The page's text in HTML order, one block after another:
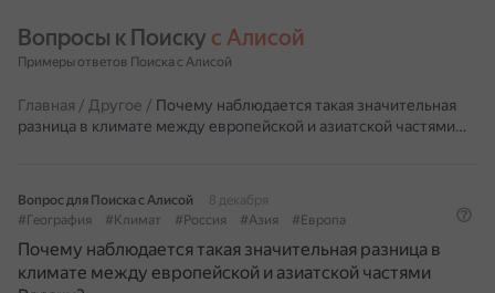
Вопросы к Поиску с Алисой
Примеры ответов Поиска с Алисой
Главная / Другое / Почему наблюдается такая значительная
разница в климате между европейской и азиатской частями…
Вопрос для Поиска с Алисой
8 декабря
#География
#Климат #Россия #Азия #Европа
Почему наблюдается такая значительная разница в
климате между европейской и азиатской частями